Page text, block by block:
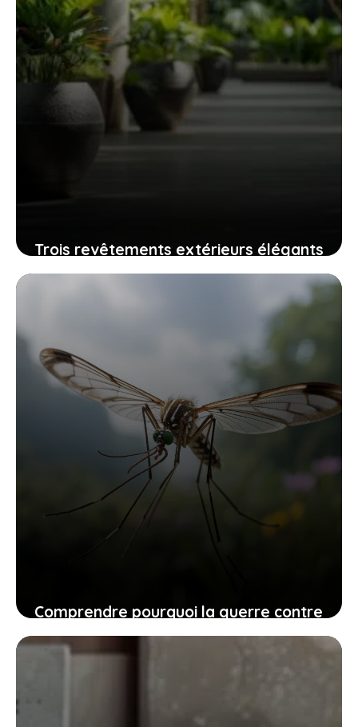
Trois revêtements extérieurs élégants
qui résistent au temps sans grand
Comprendre pourquoi la guerre contre
les moustiques doit être une priorité
dès le printemps